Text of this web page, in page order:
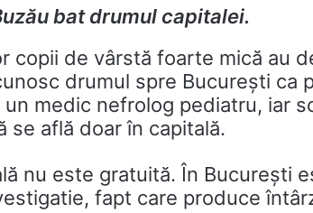
bat drumul capitalei.
copii de vârstă foarte mică au
drumul spre București ca
un medic nefrolog pediatru, iar
se află doar în capitală.
nu este gratuită. În București
fapt care produce